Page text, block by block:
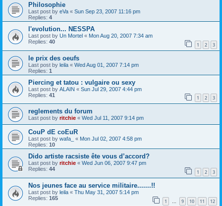
Philosophie
Last post by eVa « Sun Sep 23, 2007 11:16 pm
Replies: 4
l'evolution... NESSPA
Last post by Un Mortel « Mon Aug 20, 2007 7:34 am
Replies: 40 1 2 3
le prix des oeufs
Last post by leila « Wed Aug 01, 2007 7:14 pm
Replies: 1
Piercing et tatou : vulgaire ou sexy
Last post by ALAIN « Sun Jul 29, 2007 4:44 pm
Replies: 41 1 2 3
reglements du forum
Last post by ritchie « Wed Jul 11, 2007 9:14 pm
CouP dE coEuR
Last post by wafa_ « Mon Jul 02, 2007 4:58 pm
Replies: 10
Dido artiste racsiste ête vous d’accord?
Last post by ritchie « Wed Jun 06, 2007 9:47 pm
Replies: 44 1 2 3
Nos jeunes face au service militaire.......!!
Last post by leila « Thu May 31, 2007 5:14 pm
Replies: 165 1 9 10 11 12